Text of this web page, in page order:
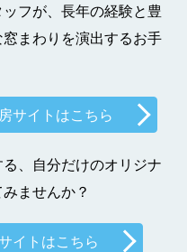
フが、長年の経験と豊
まわりを演出するお手
サイトはこちら
、自分だけのオリジナ
ませんか？
イトはこちら